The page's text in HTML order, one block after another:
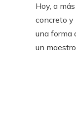
Hoy, a
concreto y
una forma
un